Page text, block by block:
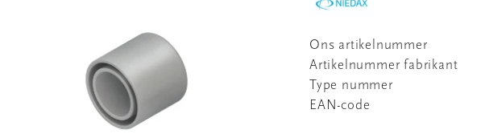
Ons artikelnummer
Artikelnummer fabrikant
Type nummer
EAN-code